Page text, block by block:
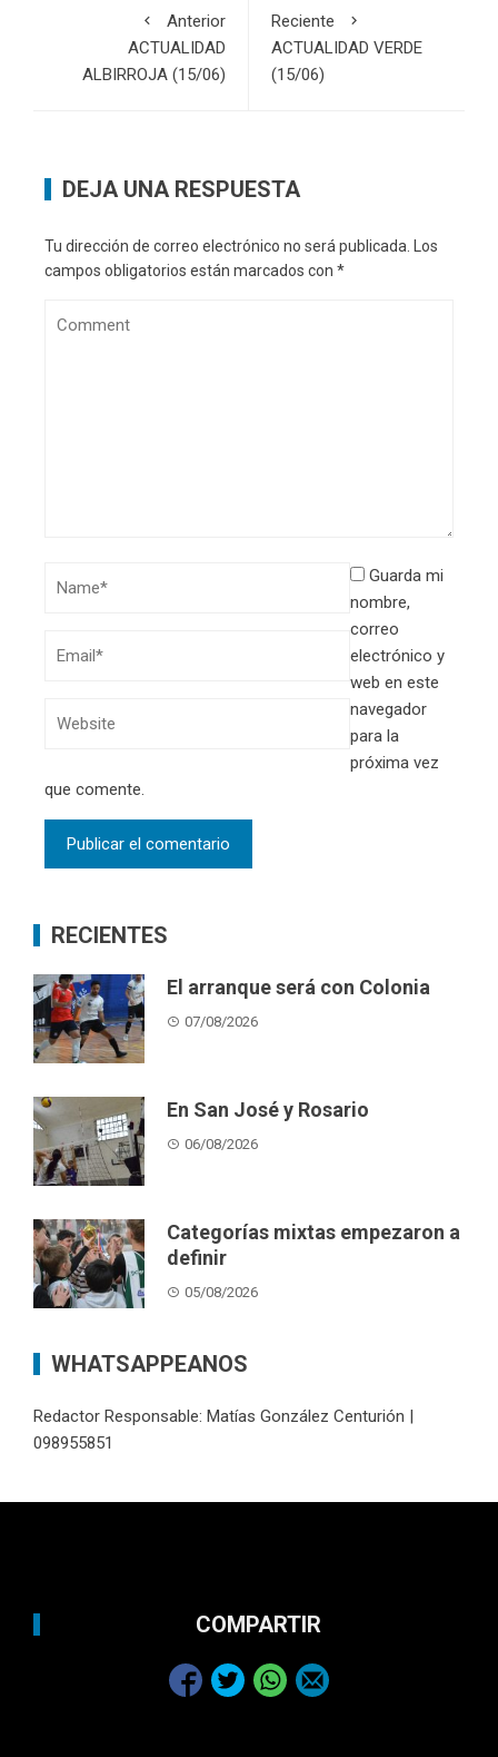
Anterior
ACTUALIDAD
ALBIRROJA (15/06)
Reciente
ACTUALIDAD VERDE
(15/06)
DEJA UNA RESPUESTA
Tu dirección de correo electrónico no será publicada.
Los
campos obligatorios están marcados con *
Guarda mi
nombre,
correo
electrónico y
web en este
navegador
para la
próxima vez
que comente.
RECIENTES
El arranque será con Colonia
07/08/2026
En San José y Rosario
06/08/2026
Categorías mixtas empezaron a
definir
05/08/2026
WHATSAPPEANOS
Redactor Responsable: Matías González Centurión |
098955851
COMPARTIR